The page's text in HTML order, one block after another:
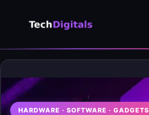
HARDWARE · SOFTWARE · GADGETS